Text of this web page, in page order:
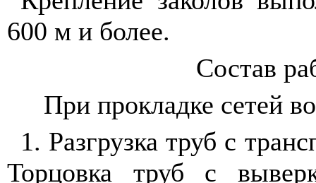
600 м и более.
Состав
При прокладке сетей
1. Разгрузка труб с
Торцовка труб с